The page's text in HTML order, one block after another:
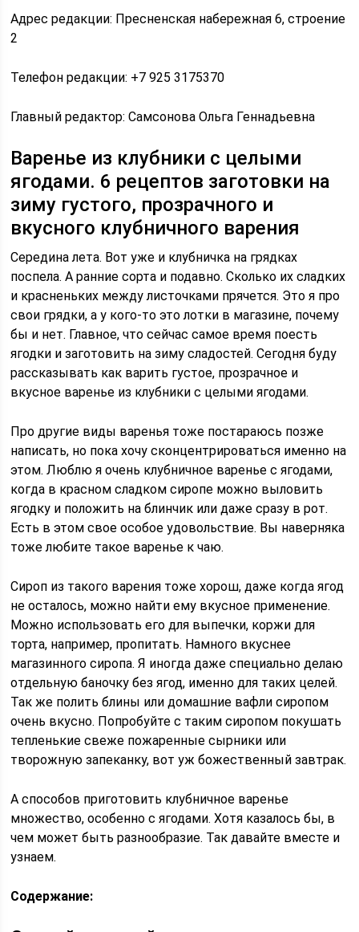
Адрес редакции: Пресненская набережная 6, строение
2
Телефон редакции: +7 925 3175370
Главный редактор: Самсонова Ольга Геннадьевна
Варенье из клубники с целыми
ягодами. 6 рецептов заготовки на
зиму густого, прозрачного и
вкусного клубничного варения
Середина лета. Вот уже и клубничка на грядках
поспела. А ранние сорта и подавно. Сколько их сладких
и красненьких между листочками прячется. Это я про
свои грядки, а у кого-то это лотки в магазине, почему
бы и нет. Главное, что сейчас самое время поесть
ягодки и заготовить на зиму сладостей. Сегодня буду
рассказывать как варить густое, прозрачное и
вкусное варенье из клубники с целыми ягодами.
Про другие виды варенья тоже постараюсь позже
написать, но пока хочу сконцентрироваться именно на
этом. Люблю я очень клубничное варенье с ягодами,
когда в красном сладком сиропе можно выловить
ягодку и положить на блинчик или даже сразу в рот.
Есть в этом свое особое удовольствие. Вы наверняка
тоже любите такое варенье к чаю.
Сироп из такого варения тоже хорош, даже когда ягод
не осталось, можно найти ему вкусное применение.
Можно использовать его для выпечки, коржи для
торта, например, пропитать. Намного вкуснее
магазинного сиропа. Я иногда даже специально делаю
отдельную баночку без ягод, именно для таких целей.
Так же полить блины или домашние вафли сиропом
очень вкусно. Попробуйте с таким сиропом покушать
тепленькие свеже пожаренные сырники или
творожную запеканку, вот уж божественный завтрак.
А способов приготовить клубничное варенье
множество, особенно с ягодами. Хотя казалось бы, в
чем может быть разнообразие. Так давайте вместе и
узнаем.
Содержание: